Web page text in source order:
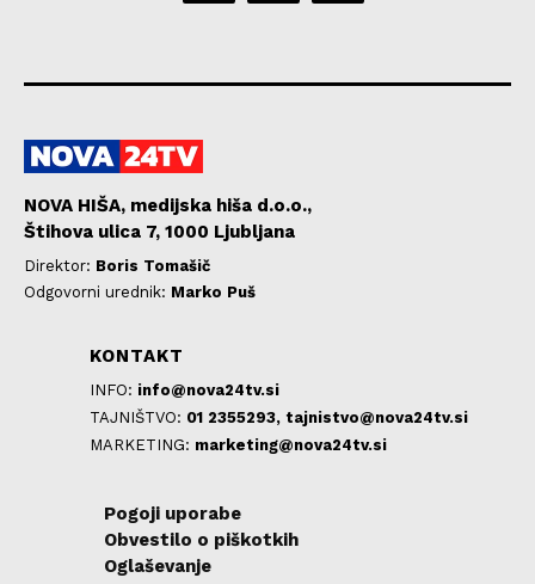
NOVA HIŠA, medijska hiša d.o.o.,
Štihova ulica 7, 1000 Ljubljana
Direktor: Boris Tomašič
Odgovorni urednik: Marko Puš
KONTAKT
INFO: info@nova24tv.si
TAJNIŠTVO: 01 2355293, tajnistvo@nova24tv.si
MARKETING: marketing@nova24tv.si
Pogoji uporabe
Obvestilo o piškotkih
Oglaševanje